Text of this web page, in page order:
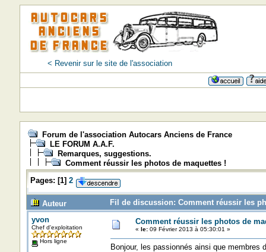
< Revenir sur le site de l'association
Forum de l'association Autocars Anciens de France
LE FORUM A.A.F.
Remarques, suggestions.
Comment réussir les photos de maquettes !
Pages: [1] 2
Auteur
Fil de discussion: Comment réussir les
yvon
Chef d'exploitation
Hors ligne
Comment réussir les photos de
« le:09 Février 2013 à 05:30:01 »
Bonjour, les passionnés ainsi que membres